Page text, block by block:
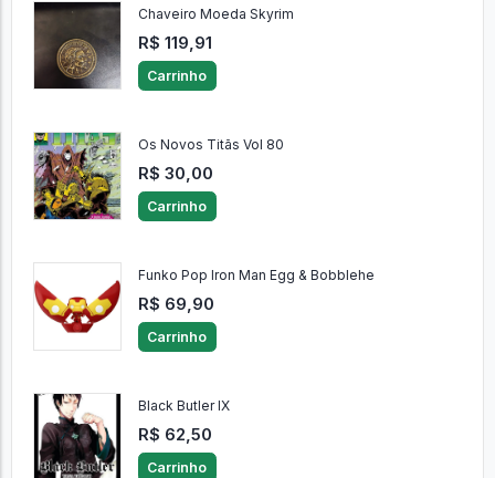
Chaveiro Moeda Skyrim
R$ 119,91
Carrinho
Os Novos Titãs Vol 80
R$ 30,00
Carrinho
Funko Pop Iron Man Egg & Bobblehe
R$ 69,90
Carrinho
Black Butler IX
R$ 62,50
Carrinho